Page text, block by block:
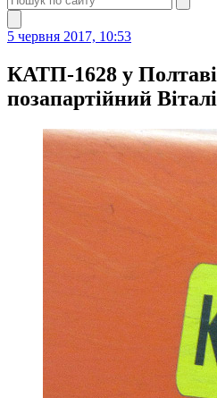
5 червня 2017, 10:53
КАТП-1628 у
позапартійний